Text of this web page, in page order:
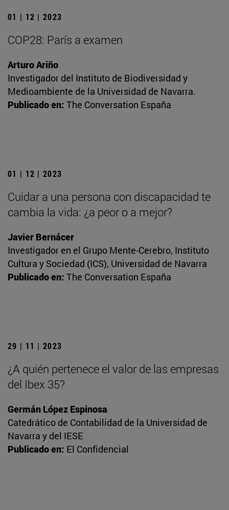
01 | 12 | 2023
COP28: París a examen
Arturo Ariño
Investigador del Instituto de Biodiversidad y
Medioambiente de la Universidad de Navarra.
Publicado en: The Conversation España
01 | 12 | 2023
Cuidar a una persona con discapacidad te
cambia la vida: ¿a peor o a mejor?
Javier Bernácer
Investigador en el Grupo Mente-Cerebro, Instituto
Cultura y Sociedad (ICS), Universidad de Navarra
Publicado en: The Conversation España
29 | 11 | 2023
¿A quién pertenece el valor de las empresas
del Ibex 35?
Germán López Espinosa
Catedrático de Contabilidad de la Universidad de
Navarra y del IESE
Publicado en: El Confidencial